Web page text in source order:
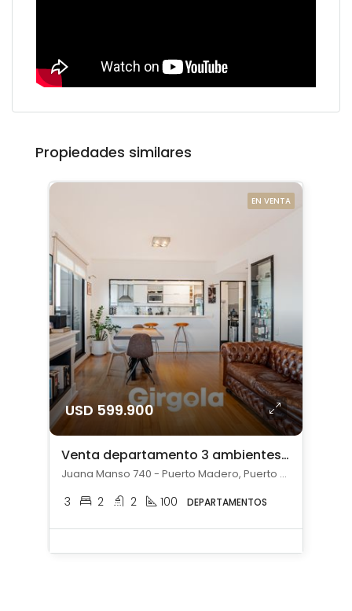
Propiedades similares
EN VENTA
USD 599.900
Venta departamento 3 ambientes en Puerto Madero con 2 cocheras
Juana Manso 740 - Puerto Madero, Puerto Madero, Capital Federal
3 2 2 100 DEPARTAMENTOS